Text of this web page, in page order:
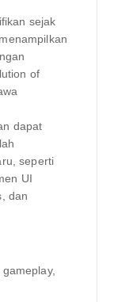
sejak
of
dapat
seperti
UI
dan